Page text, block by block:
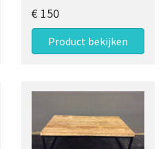
€ 150
Product bekijken